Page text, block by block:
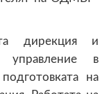
дирекция и
в
на